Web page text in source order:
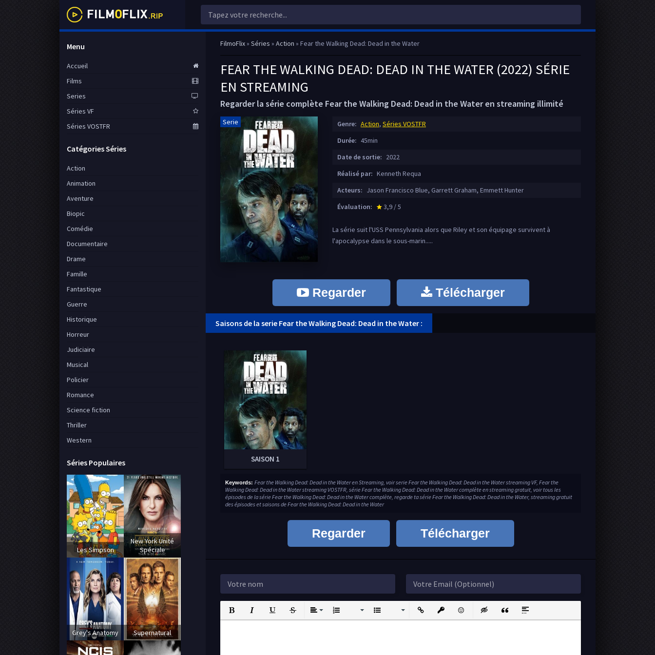
FilmoFlix» Séries » Action » Fear the Walking Dead: Dead in the Water
FEAR THE WALKING DEAD: DEAD IN THE WATER (2022) SÉRIE
EN STREAMING
Regarder la série complète Fear the Walking Dead: Dead in the Water en streaming illimité
Serie Genre: Action, Séries VOSTFR
Durée: 45min
Date de sortie: 2022
Réalisé par: Kenneth Requa
Acteurs: Jason Francisco Blue, Garrett Graham, Emmett Hunter
Évaluation:
star_rate
3,9 / 5
La série suit l'USS Pennsylvania alors que Riley et son équipage survivent à
l'apocalypse dans le sous-marin.....
Regarder Télécharger
Saisons de la serie Fear the Walking Dead: Dead in the Water :
SAISON 1
Keywords: Fear the Walking Dead: Dead in the Water en Streaming, voir serie Fear the Walking Dead: Dead in the Water streaming VF, Fear the
Walking Dead: Dead in the Water streaming VOSTFR, série Fear the Walking Dead: Dead in the Water complète en streaming gratuit, voir tous les
épisodes de la série Fear the Walking Dead: Dead in the Water complète, regarde ta série Fear the Walking Dead: Dead in the Water, streaming gratuit
des épisodes et saisons de Fear the Walking Dead: Dead in the Water
Regarder Télécharger
Bold Italic UnderlineStrikethrough
AlignOrdered List Unordered ListInsert LinkInsert protected link
EmoticonsInsert hidden text
Insert QuoteInsert spoiler
Menu
Accueil
Films
Series
Séries VF
Séries VOSTFR
Catégories Séries
Action
Animation
Aventure
Biopic
Comédie
Documentaire
Drame
Famille
Fantastique
Guerre
Historique
Horreur
Judiciaire
Musical
Policier
Romance
Science fiction
Thriller
Western
Séries Populaires
Les Simpson
New York Unité
Spéciale
Grey's Anatomy Supernatural